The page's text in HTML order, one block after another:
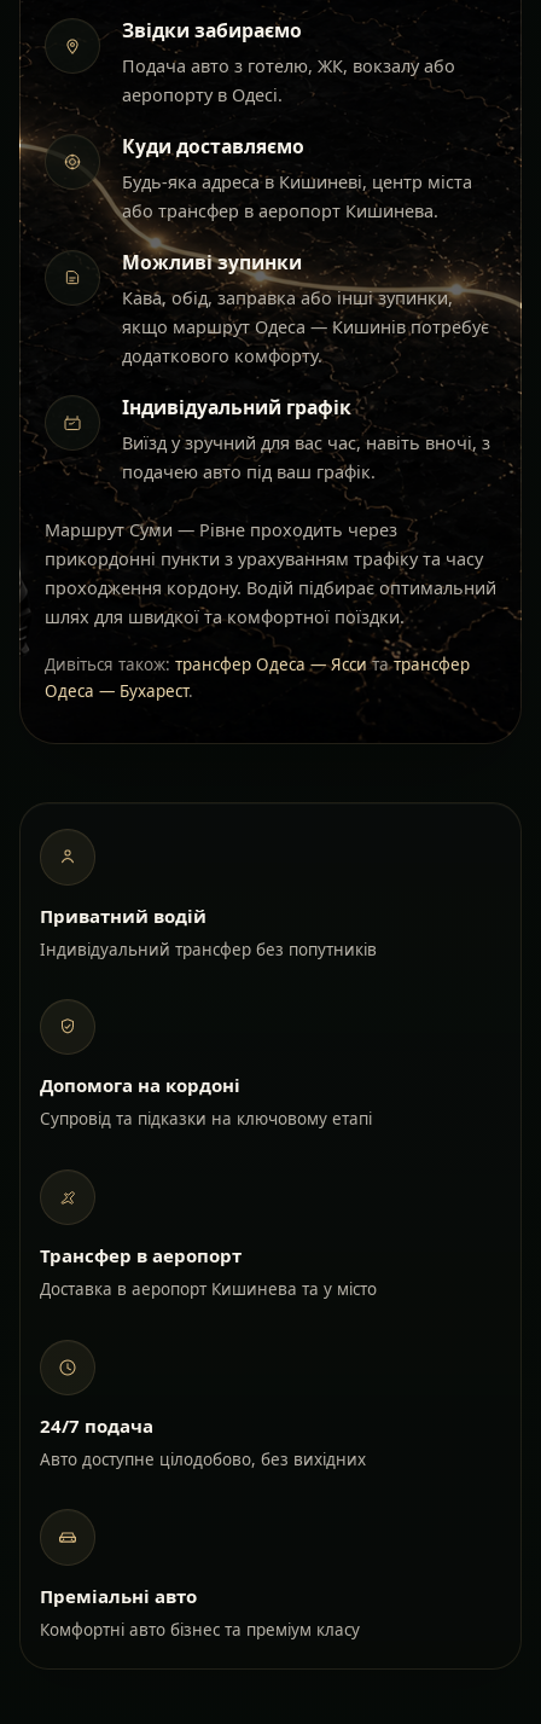
Звідки забираємо
Подача авто з готелю, ЖК, вокзалу або
аеропорту в Одесі.
Куди доставляємо
Будь-яка адреса в Кишиневі, центр міста
або трансфер в аеропорт Кишинева.
Можливі зупинки
Кава, обід, заправка або інші зупинки,
якщо маршрут Одеса — Кишинів потребує
додаткового комфорту.
Індивідуальний графік
Виїзд у зручний для вас час, навіть вночі, з
подачею авто під ваш графік.
Маршрут Суми — Рівне проходить через
прикордонні пункти з урахуванням трафіку та часу
проходження кордону. Водій підбирає оптимальний
шлях для швидкої та комфортної поїздки.
Дивіться також: трансфер Одеса — Ясситатрансфер
Одеса — Бухарест.
Приватний водій
Індивідуальний трансфер без попутників
Допомога на кордоні
Супровід та підказки на ключовому етапі
Трансфер в аеропорт
Доставка в аеропорт Кишинева та у місто
24/7 подача
Авто доступне цілодобово, без вихідних
Преміальні авто
Комфортні авто бізнес та преміум класу